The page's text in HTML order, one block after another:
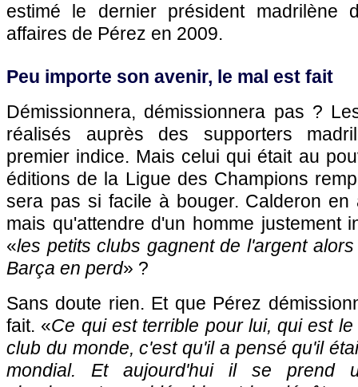
estimé le dernier président madrilène
affaires de Pérez en 2009.
Peu importe son avenir, le mal est fait
Démissionnera, démissionnera pas ?
réalisés auprès des supporters
premier indice. Mais celui qui était au
éditions de la Ligue des Champions
sera pas si facile à bouger. Calderon en
mais qu'attendre d'un homme justement
«les petits clubs gagnent de l'argent
Barça en perd» ?
Sans doute rien. Et que Pérez
fait. «Ce qui est terrible pour lui, qui est
club du monde, c'est qu'il a pensé qu'il
mondial. Et aujourd'hui il se prend